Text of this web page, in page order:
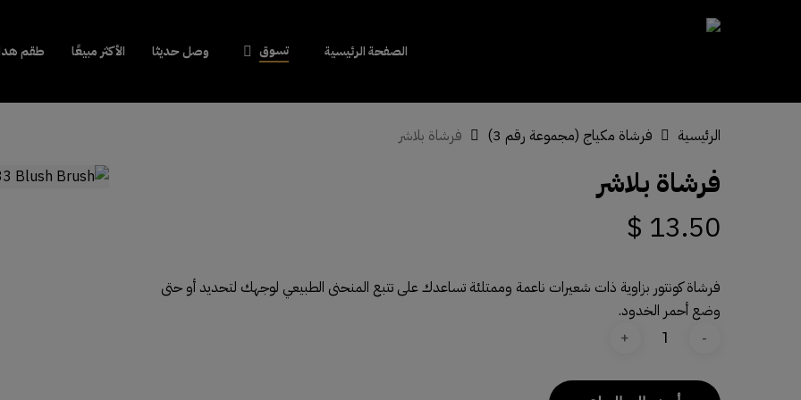
الصفحة الرئيسية تسوق وصل حديثا الأكثر مبيعًا طقم
الرئيسية فرشاة مكياج (مجموعة رقم 3) فرشاة بلاشر
فرشاة بلاشر
$ 13.50
فرشاة كونتور بزاوية ذات شعيرات ناعمة وممتلئة تساعدك على تتبع المنحنى الطبيعي لوجهك لتحديد أو حتى
وضع أحمر الخدود.